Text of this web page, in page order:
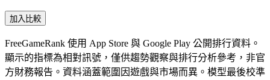
加入比較
FreeGameRank 使用 App Store 與 Google Play 公開排行資料。
顯示的指標為相對訊號，僅供趨勢觀察與排行分析參考，非官
方財務報告。資料涵蓋範圍因遊戲與市場而異。 模型最後校準